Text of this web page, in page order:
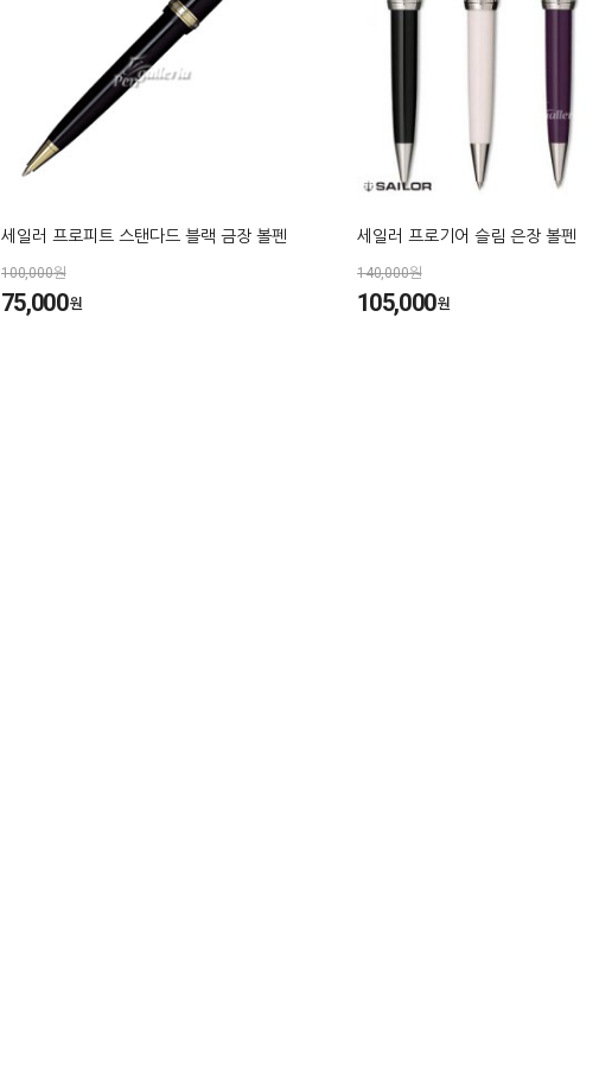
세일러 프로피트 스탠다드 블랙 금장 볼펜
100,000원
75,000원
세일러 프로기어 슬림 은장 볼펜
140,000원
105,000원